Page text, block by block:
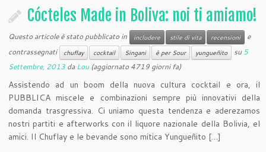
Cócteles Made in Boliva: noi ti amiamo!
Questo articole è stato pubblicato in includere stile di vita recensioni
e
contrassegnati
chuflay cocktail Singani è per Sour yungueñito su5
Settembre, 2013 daLou(aggiornato 4719 giorni fa)
Assistendo ad un boom della nuova cultura cocktail e ora, il
PUBBLICA miscele e combinazioni sempre più innovativi della
domanda trasgressiva. Ci uniamo questa tendenza e aderezamos
nostri partiti e afterworks con il liquore nazionale della Bolivia, el
amici. Il Chuflay e le bevande sono mitica Yungueñito […]